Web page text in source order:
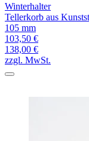
Winterhalter
Tellerkorb aus
105 mm
103,50 €
138,00 €
zzgl. MwSt.